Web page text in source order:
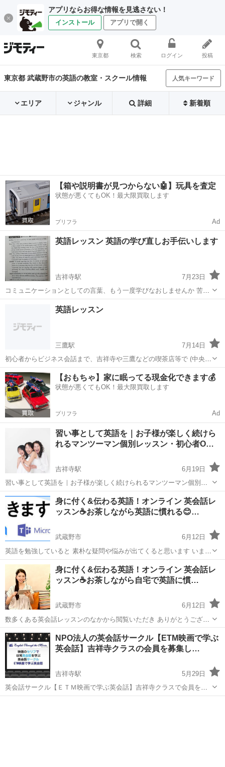
アプリならお得な情報を見逃さない！
インストール アプリで開く
東京都 検索 ログイン 投稿
東京都 武蔵野市の英語の教室・スクール情報 人気キーワード
エリア ジャンル 詳細 新着順
【箱や説明書が見つからない🤖】玩具を査定
状態が悪くてもOK！最大限買取します
プリフラ Ad
英語レッスン 英語の学び直しお手伝いします
吉祥寺駅
7月23日
コミュニケーションとしての言葉、もう一度学びなおしませんか 苦手
意識をお持ちの方 海外旅行でもっと話したい、ブロークンイングリッ
シュを卒業したいなど 英会話初級 中級の 大人の方、ビジネス会話な
武蔵野市
英語レッスン
三鷹駅
7月14日
初心者からビジネス会話まで、吉祥寺や三鷹などの喫茶店等で (中央線
▪田無他西武線沿線もご相談ください) コミュニケーションとしての言
葉、もう一度学びなおしませんか 苦手意識をお持ちの方 海外旅行でも
っと話したい、ブロー...
東京 武蔵野市 三鷹駅 英会話
【おもちゃ】家に眠ってる現金化できます💰
状態が悪くてもOK！最大限買取します
プリフラ Ad
習い事として英語を｜お子様が楽しく続けら
れるマンツーマン個別レッスン・初心者O…
吉祥寺駅
6月19日
習い事として英語を｜お子様が楽しく続けられるマンツーマン個別レ
ッスン・初心者OK・無料体験あり お子様に英語を習わせたいけれ
ど、いきなり難しい勉強のようになると続くか不安。 英語に苦手意識
を持つ前に、楽しく慣れてほし...
東京 武蔵野市 吉祥寺駅 英会話
身に付く&伝わる英語！オンライン 英会話レ
ッスン☕️お茶しながら英語に慣れる😊…
武蔵野市
6月12日
英語を勉強していると 素朴な疑問や悩みが出てくると思います いまだ
に 私自身もそうです そこで ！ 自分のペースで " いつでも どこでも
"！ ダカラ 継続できます 英会話を始めようと思われている方。思い...
東京 武蔵野市 旅行英語 オンライン
身に付く&伝わる英語！オンライン 英会話レ
ッスン☕️お茶しながら自宅で英語に慣…
武蔵野市
6月12日
数多くある英会話レッスンのなかから閲覧いただき ありがとうござい
ます😊😊😊 ＊英語学習を始めようと思っている方 お気軽に その一
歩を応援いたします！なぜなら ネイティブスピーカーでも間違える英
語だからです 笑笑＊ ...
東京 武蔵野市 英会話
NPO法人の英会話サークル【ETM映画で学ぶ
英会話】吉祥寺クラスの会員を募集し…
吉祥寺駅
5月29日
英会話サークル【ＥＴＭ映画で学ぶ英会話】吉祥寺クラスで会員を募
集しています。 曜日：毎週木曜 ①9:15～10:35 ②10:40～